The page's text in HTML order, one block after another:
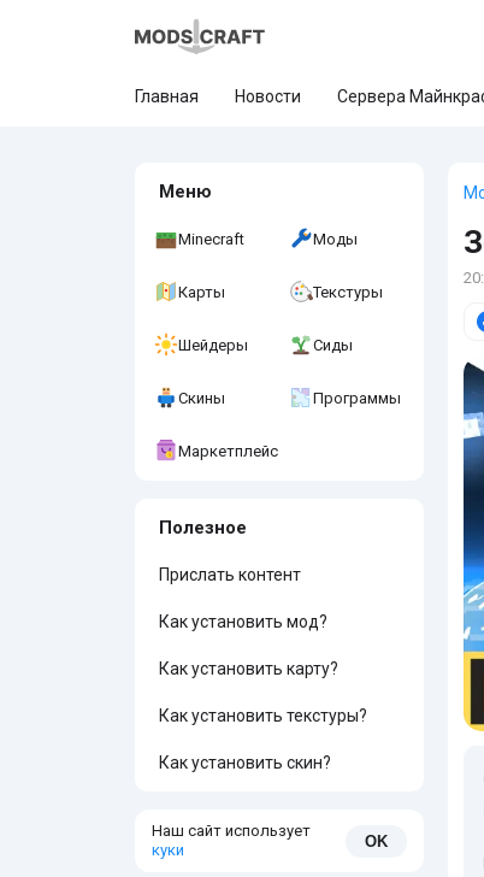
Главная Новости Сервера
Меню
Minecraft Моды
Карты Текстуры
Шейдеры Сиды
Скины Программы
Маркетплейс
Полезное
Прислать контент
Как установить мод?
Как установить карту?
Как установить текстуры?
Как установить скин?
Наш сайт использует
куки
OK